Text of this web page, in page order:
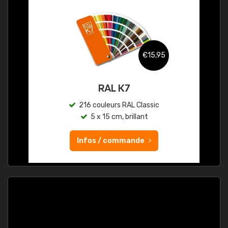
€15,95
RAL K7
216 couleurs RAL Classic
5 x 15 cm, brillant
Infos / commande